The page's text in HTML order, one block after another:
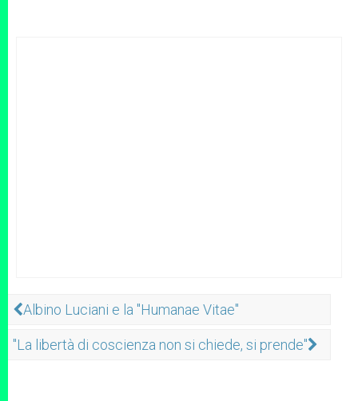
Albino Luciani e la "Humanae Vitae"
"La libertà di coscienza non si chiede, si prende"